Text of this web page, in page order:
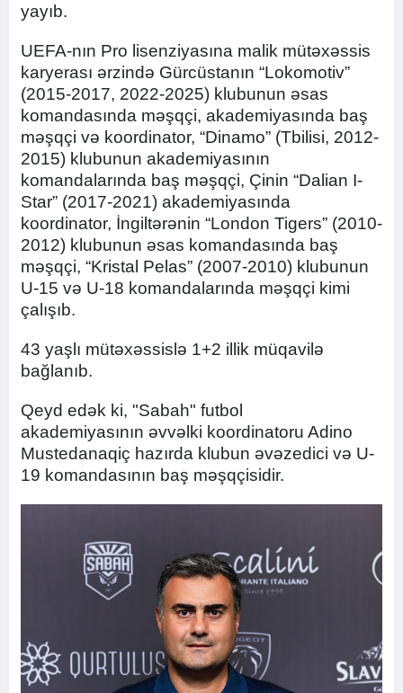
yayıb.
UEFA-nın Pro lisenziyasına malik mütəxəssis
karyerası ərzində Gürcüstanın “Lokomotiv”
(2015-2017, 2022-2025) klubunun əsas
komandasında məşqçi, akademiyasında baş
məşqçi və koordinator, “Dinamo” (Tbilisi, 2012-
2015) klubunun akademiyasının
komandalarında baş məşqçi, Çinin “Dalian I-
Star” (2017-2021) akademiyasında
koordinator, İngiltərənin “London Tigers” (2010-
2012) klubunun əsas komandasında baş
məşqçi, “Kristal Pelas” (2007-2010) klubunun
U-15 və U-18 komandalarında məşqçi kimi
çalışıb.
43 yaşlı mütəxəssislə 1+2 illik müqavilə
bağlanıb.
Qeyd edək ki, "Sabah" futbol
akademiyasının əvvəlki koordinatoru Adino
Mustedanaqiç hazırda klubun əvəzedici və U-
19 komandasının baş məşqçisidir.